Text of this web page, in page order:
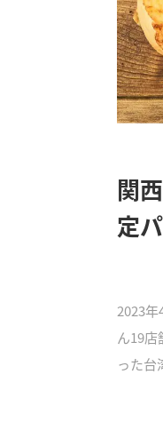
関
定
2023
ん19
った台